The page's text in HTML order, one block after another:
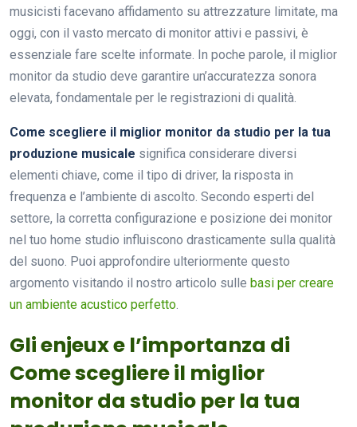
musicisti facevano affidamento su attrezzature limitate, ma
oggi, con il vasto mercato di monitor attivi e passivi, è
essenziale fare scelte informate. In poche parole, il miglior
monitor da studio deve garantire un’accuratezza sonora
elevata, fondamentale per le registrazioni di qualità.
Come scegliere il miglior monitor da studio per la tua
produzione musicale significa considerare diversi
elementi chiave, come il tipo di driver, la risposta in
frequenza e l’ambiente di ascolto. Secondo esperti del
settore, la corretta configurazione e posizione dei monitor
nel tuo home studio influiscono drasticamente sulla qualità
del suono. Puoi approfondire ulteriormente questo
argomento visitando il nostro articolo sulle basi per creare
un ambiente acustico perfetto.
Gli enjeux e l’importanza di
Come scegliere il miglior
monitor da studio per la tua